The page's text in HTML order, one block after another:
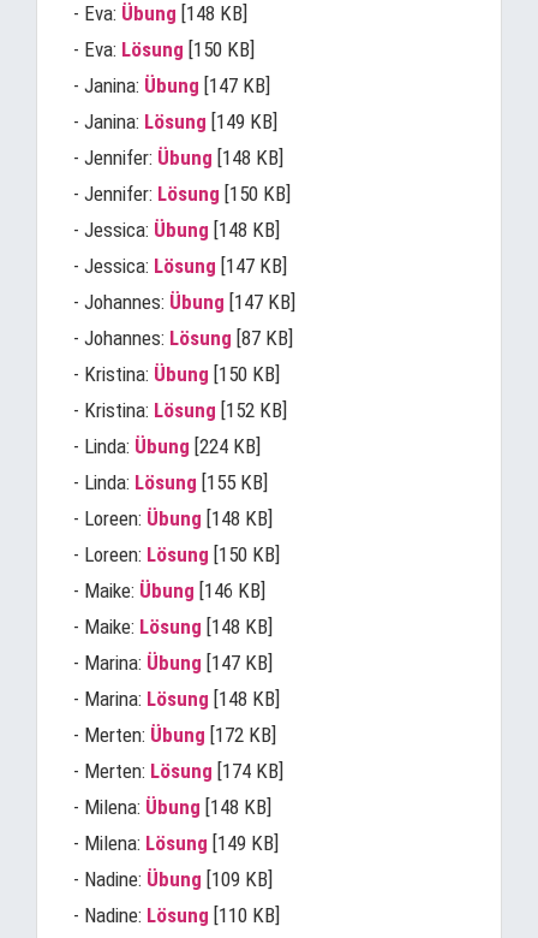
- Eva: Übung [148 KB]
- Eva: Lösung [150 KB]
- Janina: Übung [147 KB]
- Janina: Lösung [149 KB]
- Jennifer: Übung [148 KB]
- Jennifer: Lösung [150 KB]
- Jessica: Übung [148 KB]
- Jessica: Lösung [147 KB]
- Johannes: Übung [147 KB]
- Johannes: Lösung [87 KB]
- Kristina: Übung [150 KB]
- Kristina: Lösung [152 KB]
- Linda: Übung [224 KB]
- Linda: Lösung [155 KB]
- Loreen: Übung [148 KB]
- Loreen: Lösung [150 KB]
- Maike: Übung [146 KB]
- Maike: Lösung [148 KB]
- Marina: Übung [147 KB]
- Marina: Lösung [148 KB]
- Merten: Übung [172 KB]
- Merten: Lösung [174 KB]
- Milena: Übung [148 KB]
- Milena: Lösung [149 KB]
- Nadine: Übung [109 KB]
- Nadine: Lösung [110 KB]